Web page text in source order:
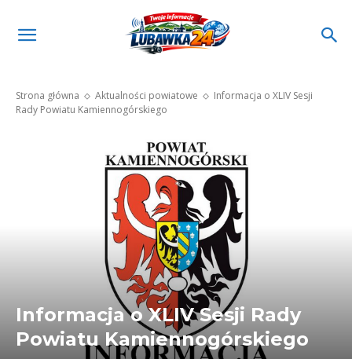
Strona główna Aktualności powiatowe
Informacja o XLIV Sesji
Rady Powiatu Kamiennogórskiego
Informacja o XLIV Sesji Rady
Powiatu Kamiennogórskiego